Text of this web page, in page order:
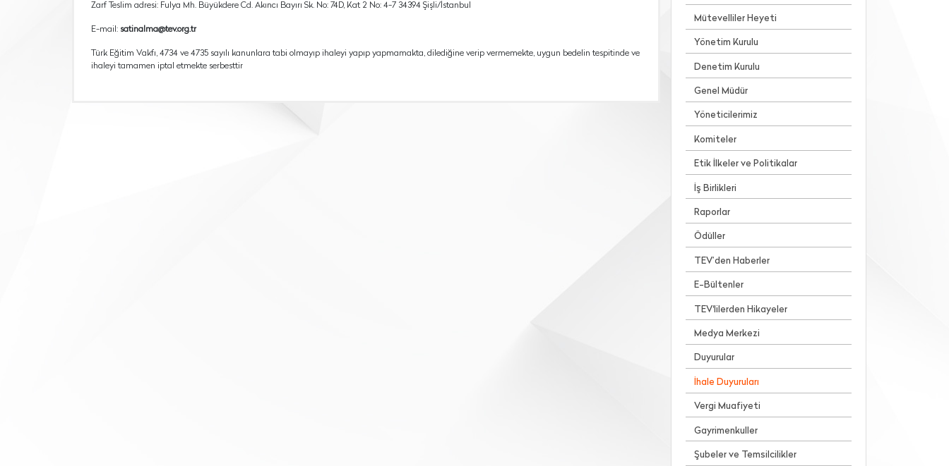
Zarf Teslim adresi: Fulya Mh. Büyükdere Cd. Akıncı Bayırı Sk. No: 74D, Kat 2 No: 4-7 34394 Şişli/İstanbul
E-mail: satinalma@tev.org.tr
Türk Eğitim Vakfı, 4734 ve 4735 sayılı kanunlara tabi olmayıp ihaleyi yapıp yapmamakta, dilediğine verip vermemekte, uygun bedelin tespitinde ve
ihaleyi tamamen iptal etmekte serbesttir
Mütevelliler Heyeti
Yönetim Kurulu
Denetim Kurulu
Genel Müdür
Yöneticilerimiz
Komiteler
Etik İlkeler ve Politikalar
İş Birlikleri
Raporlar
Ödüller
TEV’den Haberler
E-Bültenler
TEV'lilerden Hikayeler
Medya Merkezi
Duyurular
İhale Duyuruları
Vergi Muafiyeti
Gayrimenkuller
Şubeler ve Temsilcilikler